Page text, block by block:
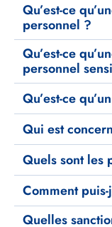
Qu’est-ce
personnel ?
Qu’est-ce
personnel
Qu’est-ce
Qui est
Quels sont les
Comment
Quelles